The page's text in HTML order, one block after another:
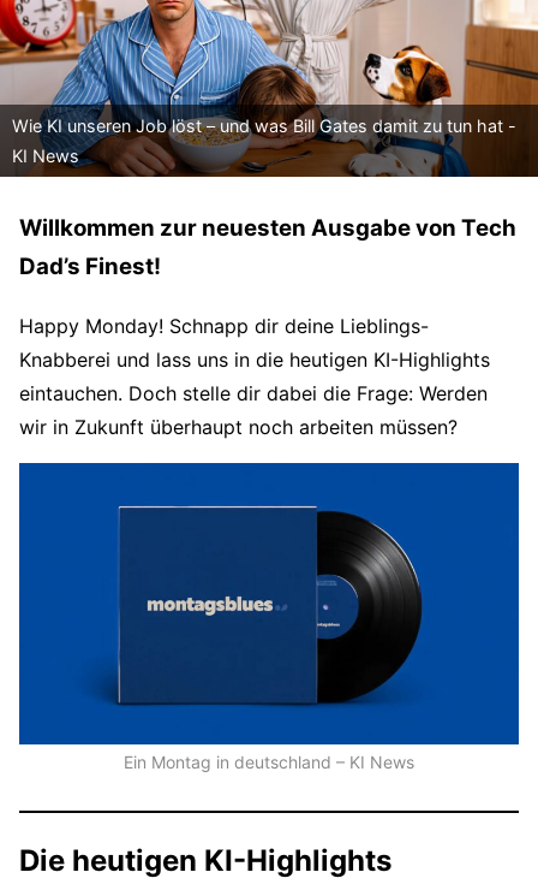
Wie KI unseren Job löst – und was Bill Gates damit zu tun hat -
KI News
Willkommen zur neuesten Ausgabe von Tech
Dad’s Finest!
Happy Monday! Schnapp dir deine Lieblings-
Knabberei und lass uns in die heutigen KI-Highlights
eintauchen. Doch stelle dir dabei die Frage: Werden
wir in Zukunft überhaupt noch arbeiten müssen?
Ein Montag in deutschland – KI News
Die heutigen KI-Highlights